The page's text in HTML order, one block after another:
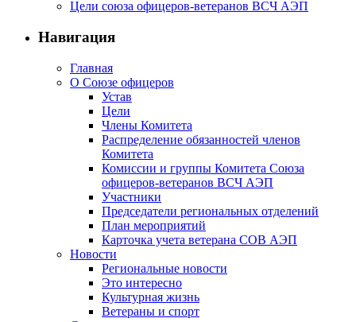
Цели союза офицеров-ветеранов ВСЧ АЭП
Навигация
Главная
О Союзе офицеров
Устав
Цели
Члены Комитета
Распределение обязанностей членов
Комитета
Комиссии и группы Комитета Союза
офицеров-ветеранов ВСЧ АЭП
Участники
Председатели региональных отделений
План мероприятий
Карточка учета ветерана CОВ АЭП
Новости
Региональные новости
Это интересно
Культурная жизнь
Ветераны и спорт